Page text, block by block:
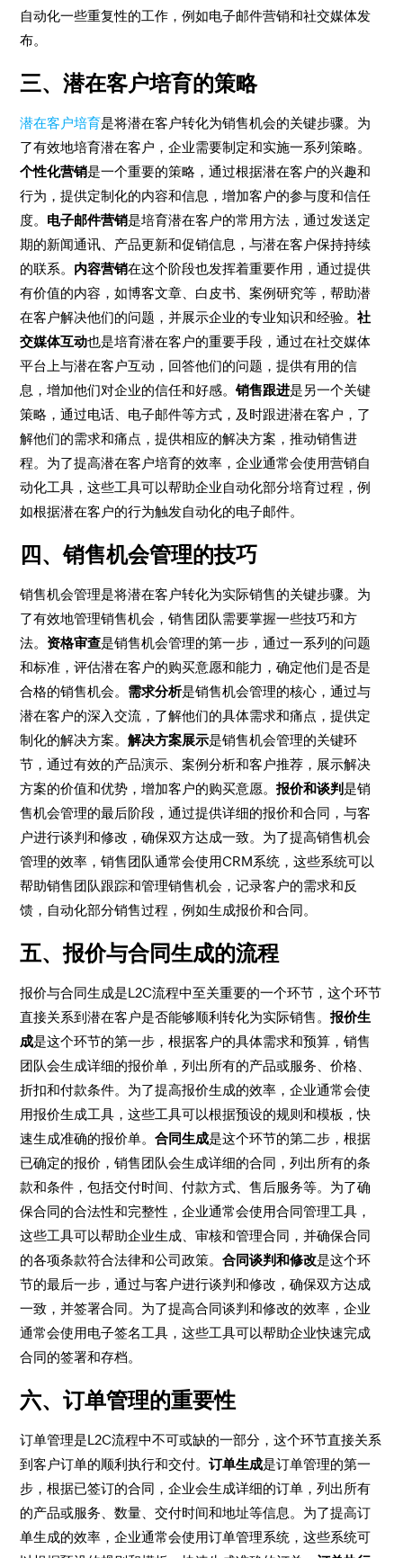
自动化一些重复性的工作，例如电子邮件营销和社交媒体发
布。
三、潜在客户培育的策略
潜在客户培育是将潜在客户转化为销售机会的关键步骤。为
了有效地培育潜在客户，企业需要制定和实施一系列策略。
个性化营销是一个重要的策略，通过根据潜在客户的兴趣和
行为，提供定制化的内容和信息，增加客户的参与度和信任
度。 电子邮件营销是培育潜在客户的常用方法，通过发送定
期的新闻通讯、产品更新和促销信息，与潜在客户保持持续
的联系。 内容营销在这个阶段也发挥着重要作用，通过提供
有价值的内容，如博客文章、白皮书、案例研究等，帮助潜
在客户解决他们的问题，并展示企业的专业知识和经验。社
交媒体互动也是培育潜在客户的重要手段，通过在社交媒体
平台上与潜在客户互动，回答他们的问题，提供有用的信
息，增加他们对企业的信任和好感。销售跟进是另一个关键
策略，通过电话、电子邮件等方式，及时跟进潜在客户，了
解他们的需求和痛点，提供相应的解决方案，推动销售进
程。为了提高潜在客户培育的效率，企业通常会使用营销自
动化工具，这些工具可以帮助企业自动化部分培育过程，例
如根据潜在客户的行为触发自动化的电子邮件。
四、销售机会管理的技巧
销售机会管理是将潜在客户转化为实际销售的关键步骤。为
了有效地管理销售机会，销售团队需要掌握一些技巧和方
法。资格审查是销售机会管理的第一步，通过一系列的问题
和标准，评估潜在客户的购买意愿和能力，确定他们是否是
合格的销售机会。 需求分析是销售机会管理的核心，通过与
潜在客户的深入交流，了解他们的具体需求和痛点，提供定
制化的解决方案。解决方案展示是销售机会管理的关键环
节，通过有效的产品演示、案例分析和客户推荐，展示解决
方案的价值和优势，增加客户的购买意愿。报价和谈判是销
售机会管理的最后阶段，通过提供详细的报价和合同，与客
户进行谈判和修改，确保双方达成一致。为了提高销售机会
管理的效率，销售团队通常会使用CRM系统，这些系统可以
帮助销售团队跟踪和管理销售机会，记录客户的需求和反
馈，自动化部分销售过程，例如生成报价和合同。
五、报价与合同生成的流程
报价与合同生成是L2C流程中至关重要的一个环节，这个环节
直接关系到潜在客户是否能够顺利转化为实际销售。报价生
成是这个环节的第一步，根据客户的具体需求和预算，销售
团队会生成详细的报价单，列出所有的产品或服务、价格、
折扣和付款条件。为了提高报价生成的效率，企业通常会使
用报价生成工具，这些工具可以根据预设的规则和模板，快
速生成准确的报价单。合同生成是这个环节的第二步，根据
已确定的报价，销售团队会生成详细的合同，列出所有的条
款和条件，包括交付时间、付款方式、售后服务等。为了确
保合同的合法性和完整性，企业通常会使用合同管理工具，
这些工具可以帮助企业生成、审核和管理合同，并确保合同
的各项条款符合法律和公司政策。合同谈判和修改是这个环
节的最后一步，通过与客户进行谈判和修改，确保双方达成
一致，并签署合同。为了提高合同谈判和修改的效率，企业
通常会使用电子签名工具，这些工具可以帮助企业快速完成
合同的签署和存档。
六、订单管理的重要性
订单管理是L2C流程中不可或缺的一部分，这个环节直接关系
到客户订单的顺利执行和交付。订单生成是订单管理的第一
步，根据已签订的合同，企业会生成详细的订单，列出所有
的产品或服务、数量、交付时间和地址等信息。为了提高订
单生成的效率，企业通常会使用订单管理系统，这些系统可